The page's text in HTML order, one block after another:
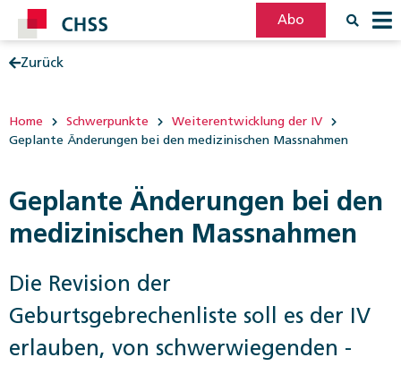
Abo
Zurück
Home Schwerpunkte
Weiterentwicklung der IV
Geplante Änderungen bei den medizinischen Massnahmen
Geplante Änderungen bei den
medizinischen Massnahmen
Die Revision der
Geburtsgebrechenliste soll es der IV
erlauben, von schwerwiegenden ­